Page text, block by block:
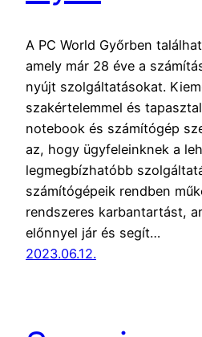
A PC World Győrben
amely már 28 éve a
nyújt szolgáltatásokat.
szakértelemmel és
notebook és számítógép
az, hogy ügyfeleinknek a
legmegbízhatóbb
számítógépeik rendben
rendszeres karbantartást,
előnnyel jár és segít…
2023.06.12.